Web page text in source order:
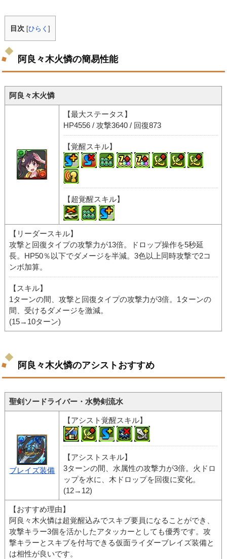
目次 [ひらく]
阿良々木火憐の簡易性能
阿良々木火憐
【最大ステータス】
HP4556 / 攻撃3640 / 回復873
【覚醒スキル】
【超覚醒スキル】
【リーダースキル】
攻撃と回復タイプの攻撃力が13倍。ドロップ操作を5秒延
長。HP50％以下でダメージを半減。3色以上同時攻撃で2コ
ンボ加算。
【スキル】
1ターンの間、攻撃と回復タイプの攻撃力が3倍。1ターンの
間、受けるダメージを激減。
(15→10ターン)
阿良々木火憐のアシストおすすめ
聖剣ソードライバー・水勢剣流水
ブレイズ装備
【アシスト覚醒スキル】
【アシストスキル】
3ターンの間、水属性の攻撃力が3倍。火ドロ
ップを水に、木ドロップを回復に変化。
(12→12)
【おすすめ理由】
阿良々木火憐は超覚醒込みでスキブ要員になることができ、
攻撃キラー3個を活かしたアタッカーとしても優秀です。攻
撃キラーとスキブを付与できる仮面ライダーブレイズ装備と
は相性が良いです。